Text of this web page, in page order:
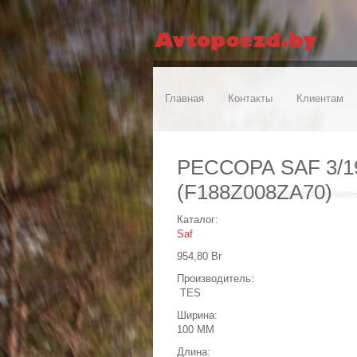
Главная Контакты Клиентам
РЕССОРА SAF 3/
(F188Z008ZA70)
Каталог:
Saf
954,80 Br
Производитель:
TES
Ширина:
100 MM
Длина: